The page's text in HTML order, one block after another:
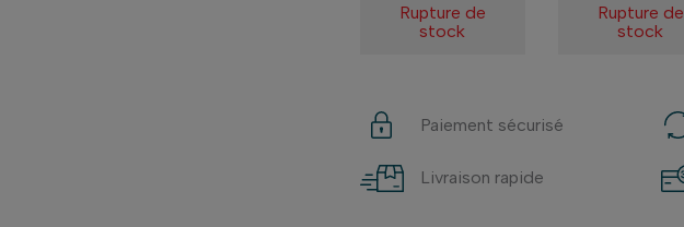
Rupture de
stock
Rupture de
stock
Paiement sécurisé
Livraison rapide